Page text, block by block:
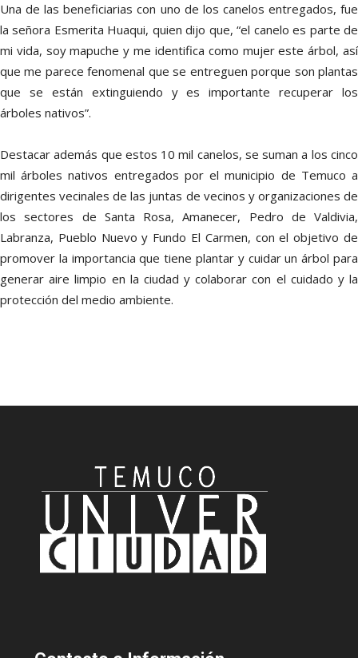
Una de las beneficiarias con uno de los canelos entregados, fue
la señora Esmerita Huaqui, quien dijo que, “el canelo es parte de
mi vida, soy mapuche y me identifica como mujer este árbol, así
que me parece fenomenal que se entreguen porque son plantas
que se están extinguiendo y es importante recuperar los
árboles nativos”.
Destacar además que estos 10 mil canelos, se suman a los cinco
mil árboles nativos entregados por el municipio de Temuco a
dirigentes vecinales de las juntas de vecinos y organizaciones de
los sectores de Santa Rosa, Amanecer, Pedro de Valdivia,
Labranza, Pueblo Nuevo y Fundo El Carmen, con el objetivo de
promover la importancia que tiene plantar y cuidar un árbol para
generar aire limpio en la ciudad y colaborar con el cuidado y la
protección del medio ambiente.